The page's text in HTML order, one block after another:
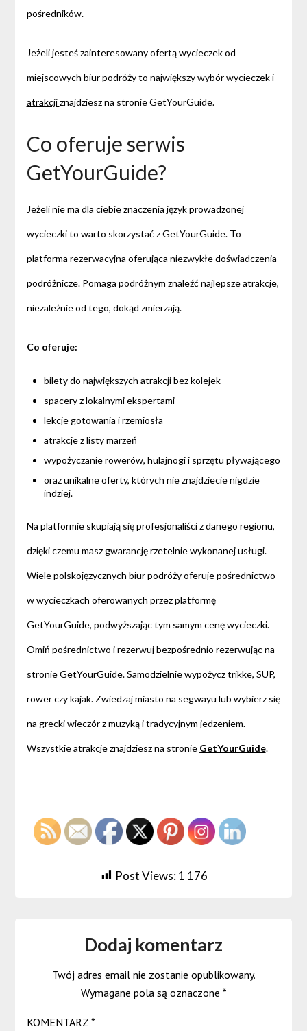
pośredników.
Jeżeli jesteś zainteresowany ofertą wycieczek od
miejscowych biur podróży to największy wybór wycieczek i
atrakcjiznajdziesz na stronie GetYourGuide.
Co oferuje serwis
GetYourGuide?
Jeżeli nie ma dla ciebie znaczenia język prowadzonej
wycieczki to warto skorzystać z GetYourGuide. To
platforma rezerwacyjna oferująca niezwykłe doświadczenia
podróżnicze. Pomaga podróżnym znaleźć najlepsze atrakcje,
niezależnie od tego, dokąd zmierzają.
Co oferuje:
bilety do największych atrakcji bez kolejek
spacery z lokalnymi ekspertami
lekcje gotowania i rzemiosła
atrakcje z listy marzeń
wypożyczanie rowerów, hulajnogi i sprzętu pływającego
oraz unikalne oferty, których nie znajdziecie nigdzie
indziej.
Na platformie skupiają się profesjonaliści z danego regionu,
dzięki czemu masz gwarancję rzetelnie wykonanej usługi.
Wiele polskojęzycznych biur podróży oferuje pośrednictwo
w wycieczkach oferowanych przez platformę
GetYourGuide, podwyższając tym samym cenę wycieczki.
Omiń pośrednictwo i rezerwuj bezpośrednio rezerwując na
stronie GetYourGuide. Samodzielnie wypożycz trikke, SUP,
rower czy kajak. Zwiedzaj miasto na segwayu lub wybierz się
na grecki wieczór z muzyką i tradycyjnym jedzeniem.
Wszystkie atrakcje znajdziesz na stronie GetYourGuide.
Post Views:1 176
Dodaj komentarz
Twój adres email nie zostanie opublikowany.
Wymagane pola są oznaczone *
KOMENTARZ *